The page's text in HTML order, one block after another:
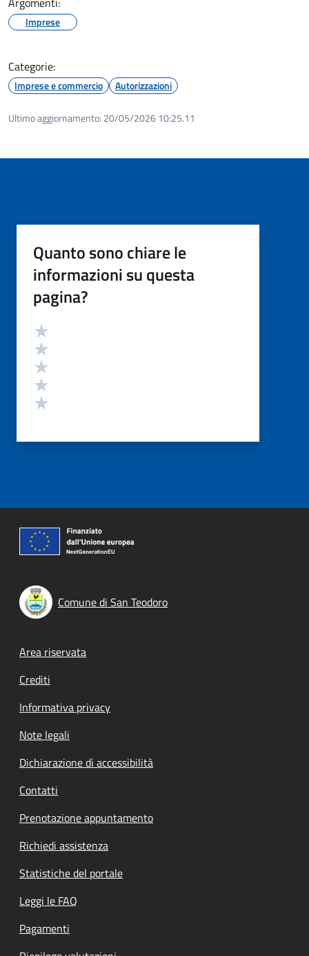
Imprese
Categorie:
Imprese e commercio Autorizzazioni
Ultimo aggiornamento: 20/05/2026 10:25.11
Quanto sono chiare le
informazioni su questa
pagina?
Valutazione
Comune di San Teodoro
Footer menu
Area riservata
Crediti
Informativa privacy
Note legali
Dichiarazione di accessibilità
Contatti
Prenotazione appuntamento
Richiedi assistenza
Statistiche del portale
Leggi le FAQ
Pagamenti